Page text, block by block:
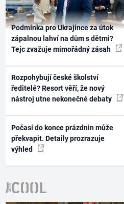
Podmínka pro Ukrajince za útok
zápalnou lahví na dům s dětmi?
Tejc zvažuje mimořádný zásah
Rozpohybují české školství
ředitelé? Resort věří, že nový
nástroj utne nekonečné debaty
Počasí do konce prázdnin může
překvapit. Detaily prozrazuje
výhled